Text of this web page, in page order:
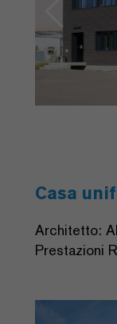
Casa
Architetto:
Prestazioni